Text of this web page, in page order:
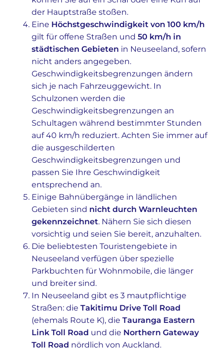
der Hauptstraße stoßen.
Eine Höchstgeschwindigkeit von 100 km/h
gilt für offene Straßen und 50 km/h in
städtischen Gebieten in Neuseeland, sofern
nicht anders angegeben.
Geschwindigkeitsbegrenzungen ändern
sich je nach Fahrzeuggewicht. In
Schulzonen werden die
Geschwindigkeitsbegrenzungen an
Schultagen während bestimmter Stunden
auf 40 km/h reduziert. Achten Sie immer auf
die ausgeschilderten
Geschwindigkeitsbegrenzungen und
passen Sie Ihre Geschwindigkeit
entsprechend an.
Einige Bahnübergänge in ländlichen
Gebieten sind nicht durch Warnleuchten
gekennzeichnet. Nähern Sie sich diesen
vorsichtig und seien Sie bereit, anzuhalten.
Die beliebtesten Touristengebiete in
Neuseeland verfügen über spezielle
Parkbuchten für Wohnmobile, die länger
und breiter sind.
In Neuseeland gibt es 3 mautpflichtige
Straßen: die Takitimu Drive Toll Road
(ehemals Route K), die Tauranga Eastern
Link Toll Road und die Northern Gateway
Toll Road nördlich von Auckland.